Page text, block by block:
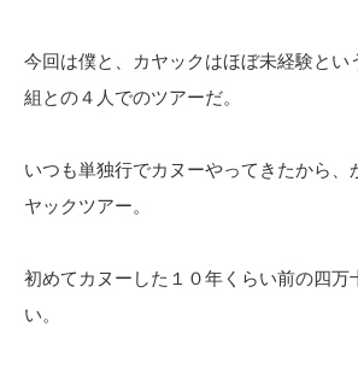
今回は僕と、カヤックはほぼ未経験とい
組との４人でのツアーだ。
いつも単独行でカヌーやってきたから、
ヤックツアー。
初めてカヌーした１０年くらい前の四万
い。